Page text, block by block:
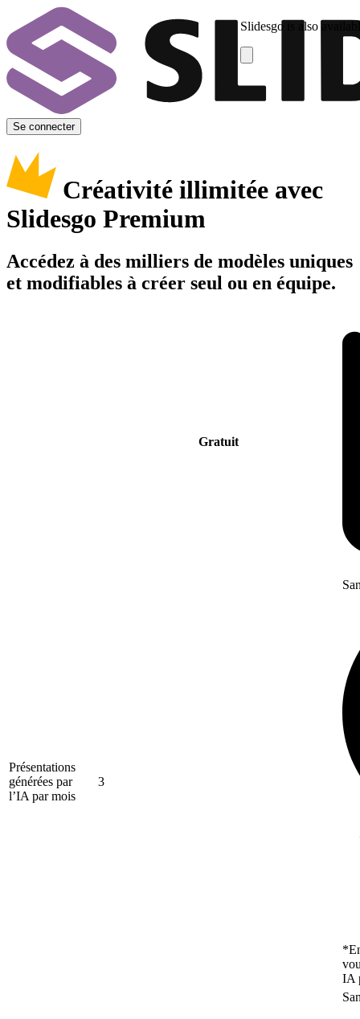
Slidesgo is also
Se connecter
Créativité illimitée avec
Slidesgo Premium
Accédez à des milliers de modèles uniques
et modifiables à créer seul ou en équipe.
Gratuit
Présentations
générées par
l’IA par mois
3
IA